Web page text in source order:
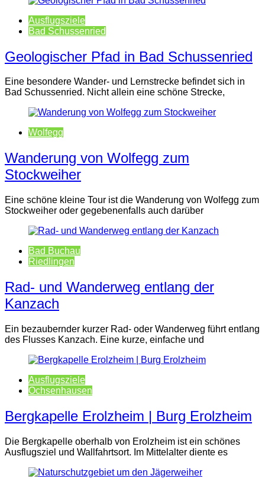
Ausflugsziele
Bad Schussenried
Geologischer Pfad in Bad Schussenried
Eine besondere Wander- und Lernstrecke befindet sich in
Bad Schussenried. Nicht allein eine schöne Strecke,
Wolfegg
Wanderung von Wolfegg zum
Stockweiher
Eine schöne kleine Tour ist die Wanderung von Wolfegg zum
Stockweiher oder gegebenenfalls auch darüber
Bad Buchau
Riedlingen
Rad- und Wanderweg entlang der
Kanzach
Ein bezaubernder kurzer Rad- oder Wanderweg führt entlang
des Flusses Kanzach. Eine kurze, einfache und
Ausflugsziele
Ochsenhausen
Bergkapelle Erolzheim | Burg Erolzheim
Die Bergkapelle oberhalb von Erolzheim ist ein schönes
Ausflugsziel und Wallfahrtsort. Im Mittelalter diente es